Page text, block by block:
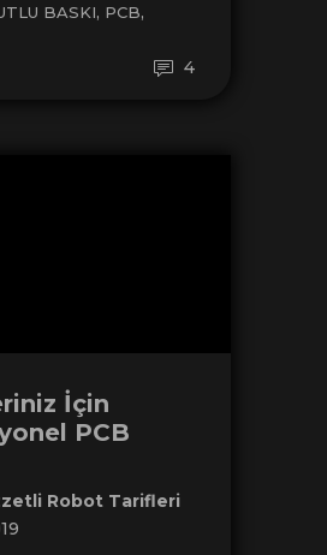
BASKI, PCB,
4
İçin
PCB
Robot Tarifleri